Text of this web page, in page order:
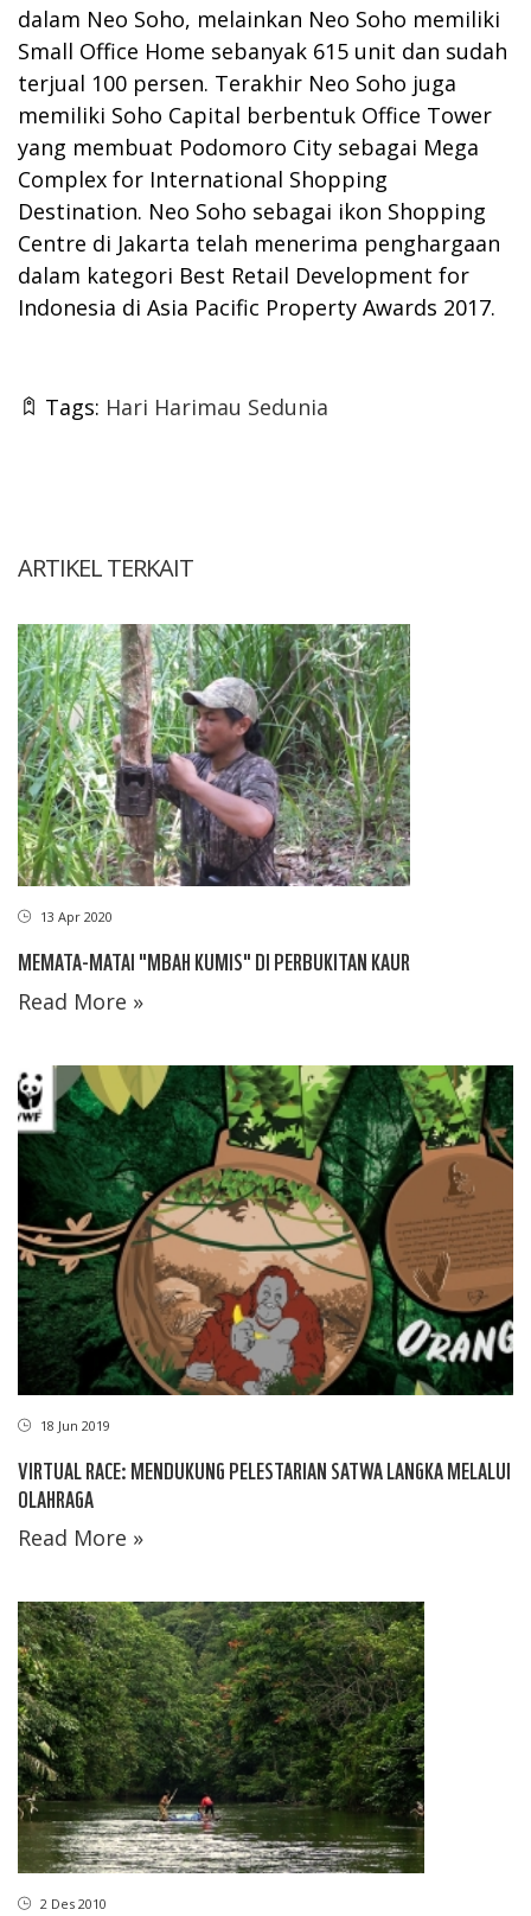
dalam Neo Soho, melainkan Neo Soho memiliki
Small Office Home sebanyak 615 unit dan sudah
terjual 100 persen. Terakhir Neo Soho juga
memiliki Soho Capital berbentuk Office Tower
yang membuat Podomoro City sebagai Mega
Complex for International Shopping
Destination. Neo Soho sebagai ikon Shopping
Centre di Jakarta telah menerima penghargaan
dalam kategori Best Retail Development for
Indonesia di Asia Pacific Property Awards 2017.
Tags: Hari Harimau Sedunia
ARTIKEL TERKAIT
13 Apr 2020
MEMATA-MATAI "MBAH KUMIS" DI PERBUKITAN KAUR
Read More »
18 Jun 2019
VIRTUAL RACE: MENDUKUNG PELESTARIAN SATWA LANGKA MELALUI
OLAHRAGA
Read More »
2 Des 2010